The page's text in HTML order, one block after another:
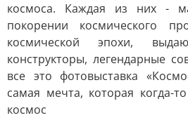
космоса. Каждая из них -
покорении космического
космической эпохи,
конструкторы, легендарные
все это фотовыставка
самая мечта, которая когда-
космос